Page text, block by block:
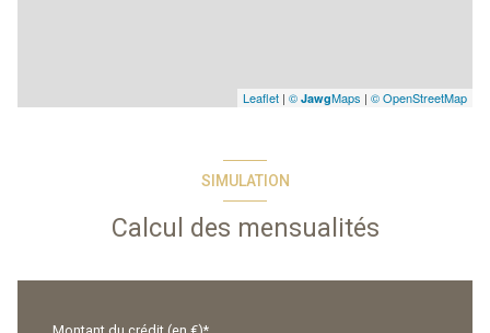
Leaflet | © JawgMaps | © OpenStreetMap
SIMULATION
Calcul des mensualités